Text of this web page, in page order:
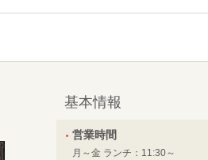
基本情報
営業時間
月～金 ランチ：11:30～